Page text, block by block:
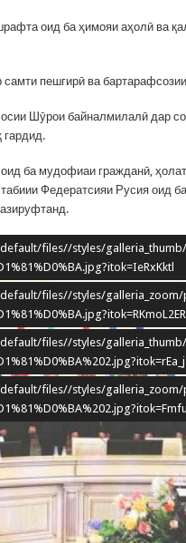
оид ба ҳимояи аҳолӣ ва
пешгирӣ ва
Шӯрои байналмилалӣ дар
гардид.
ба мудофиаи гражданӣ,
Федератсияи Русия оид
files//styles/
files//styles/
files//styles/
files//styles/